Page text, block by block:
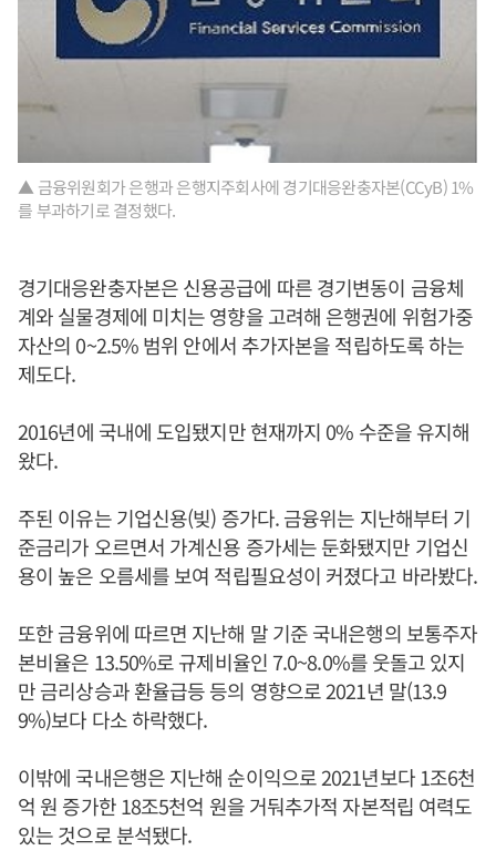
▲ 금융위원회가 은행과 은행지주회사에 경기대응완충자본(CCyB) 1%
를 부과하기로 결정했다.
경기대응완충자본은 신용공급에 따른 경기변동이 금융체
계와 실물경제에 미치는 영향을 고려해 은행권에 위험가중
자산의 0~2.5% 범위 안에서 추가자본을 적립하도록 하는
제도다.
2016년에 국내에 도입됐지만 현재까지 0% 수준을 유지해
왔다.
주된 이유는 기업신용(빚) 증가다. 금융위는 지난해부터 기
준금리가 오르면서 가계신용 증가세는 둔화됐지만 기업신
용이 높은 오름세를 보여 적립필요성이 커졌다고 바라봤다.
또한 금융위에 따르면 지난해 말 기준 국내은행의 보통주자
본비율은 13.50%로 규제비율인 7.0~8.0%를 웃돌고 있지
만 금리상승과 환율급등 등의 영향으로 2021년 말(13.9
9%)보다 다소 하락했다.
이밖에 국내은행은 지난해 순이익으로 2021년보다 1조6천
억 원 증가한 18조5천억 원을 거둬추가적 자본적립 여력도
있는 것으로 분석됐다.